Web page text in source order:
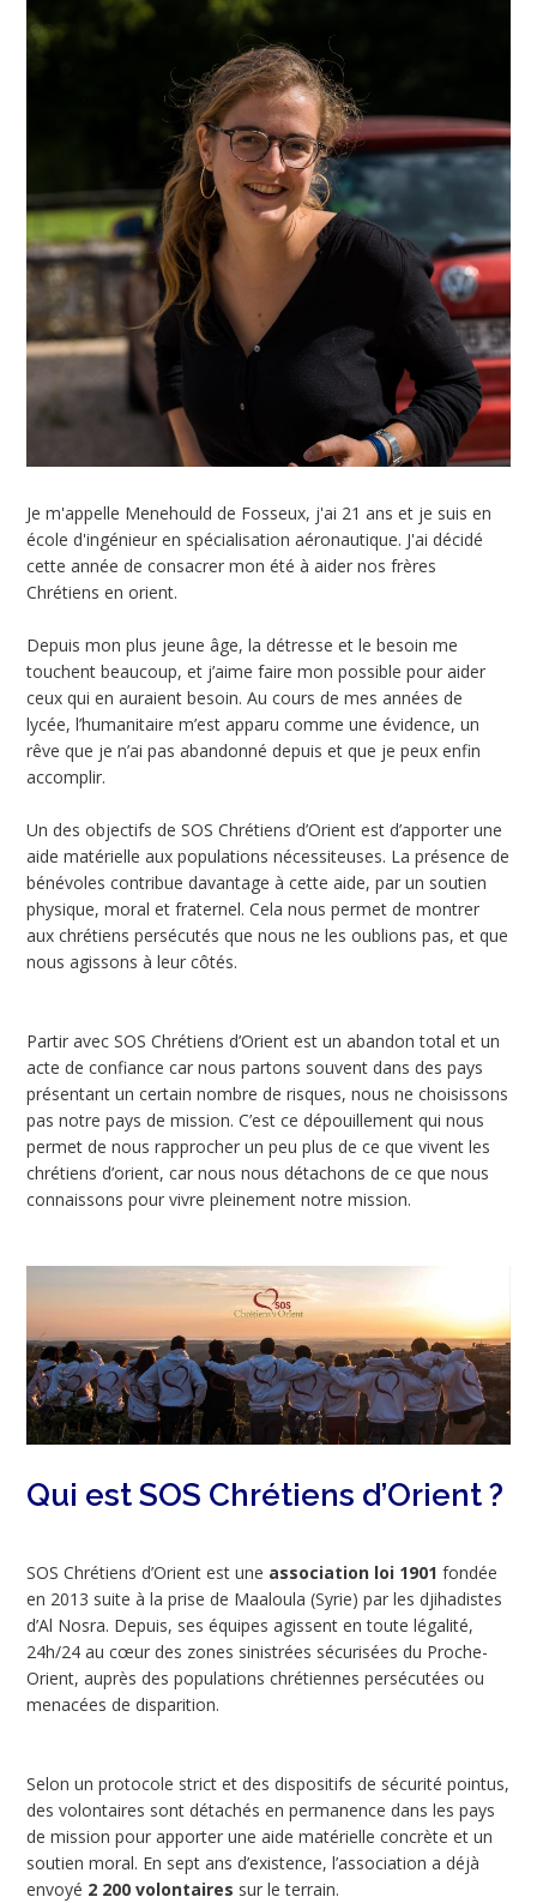
Je m'appelle Menehould de Fosseux, j'ai 21 ans et je suis en
école d'ingénieur en spécialisation aéronautique. J'ai décidé
cette année de consacrer mon été à aider nos frères
Chrétiens en orient.
Depuis mon plus jeune âge, la détresse et le besoin me
touchent beaucoup, et j’aime faire mon possible pour aider
ceux qui en auraient besoin. Au cours de mes années de
lycée, l’humanitaire m’est apparu comme une évidence, un
rêve que je n’ai pas abandonné depuis et que je peux enfin
accomplir.
Un des objectifs de SOS Chrétiens d’Orient est d’apporter une
aide matérielle aux populations nécessiteuses. La présence de
bénévoles contribue davantage à cette aide, par un soutien
physique, moral et fraternel. Cela nous permet de montrer
aux chrétiens persécutés que nous ne les oublions pas, et que
nous agissons à leur côtés.
Partir avec SOS Chrétiens d’Orient est un abandon total et un
acte de confiance car nous partons souvent dans des pays
présentant un certain nombre de risques, nous ne choisissons
pas notre pays de mission. C’est ce dépouillement qui nous
permet de nous rapprocher un peu plus de ce que vivent les
chrétiens d’orient, car nous nous détachons de ce que nous
connaissons pour vivre pleinement notre mission.
Qui est SOS Chrétiens d’Orient ?
SOS Chrétiens d’Orient est une association loi 1901 fondée
en 2013 suite à la prise de Maaloula (Syrie) par les djihadistes
d’Al Nosra. Depuis, ses équipes agissent en toute légalité,
24h/24 au cœur des zones sinistrées sécurisées du Proche-
Orient, auprès des populations chrétiennes persécutées ou
menacées de disparition.
Selon un protocole strict et des dispositifs de sécurité pointus,
des volontaires sont détachés en permanence dans les pays
de mission pour apporter une aide matérielle concrète et un
soutien moral. En sept ans d’existence, l’association a déjà
envoyé 2 200 volontaires sur le terrain.